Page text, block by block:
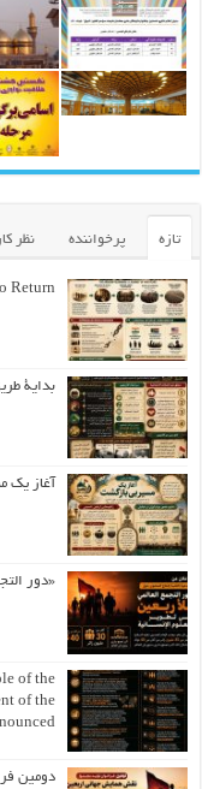
تازه پرخواننده نظر
Return
بداية
آغاز یک
«دور
of the
of the
دومین